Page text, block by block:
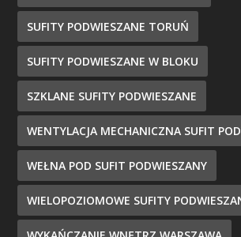
SUFITY PODWIESZANE TORUŃ
SUFITY PODWIESZANE W BLOKU
SZKLANE SUFITY PODWIESZANE
WENTYLACJA MECHANICZNA SUFIT
WEŁNA POD SUFIT PODWIESZANY
WIELOPOZIOMOWE SUFITY